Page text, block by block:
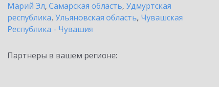
Марий Эл, Самарская область, Удмуртская
республика, Ульяновская область, Чувашская
Республика - Чувашия
Партнеры в вашем регионе: